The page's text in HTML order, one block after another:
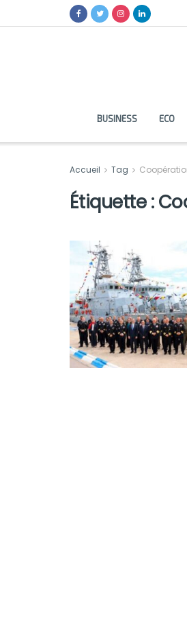
BUSINESS ECO
Accueil Tag
Étiquette :